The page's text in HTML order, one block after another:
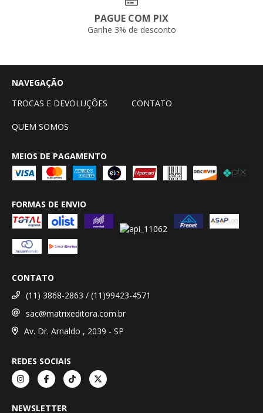
PAGUE COM PIX
Ganhe 3% de desconto
NAVEGAÇÃO
TROCAS E DEVOLUÇÔES
CONTATO
QUEM SOMOS
MEIOS DE PAGAMENTO
FORMAS DE ENVIO
CONTATO
(11) 3868-2863 / (11)99423-4571
sac@matrixeditora.com.br
Av. Dr. Arnaldo , 2039 - SP
REDES SOCIAIS
NEWSLETTER